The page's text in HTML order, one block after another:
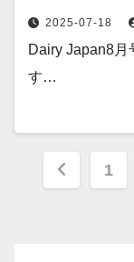
2025-07-18
Dairy Japan8
す…
投
1